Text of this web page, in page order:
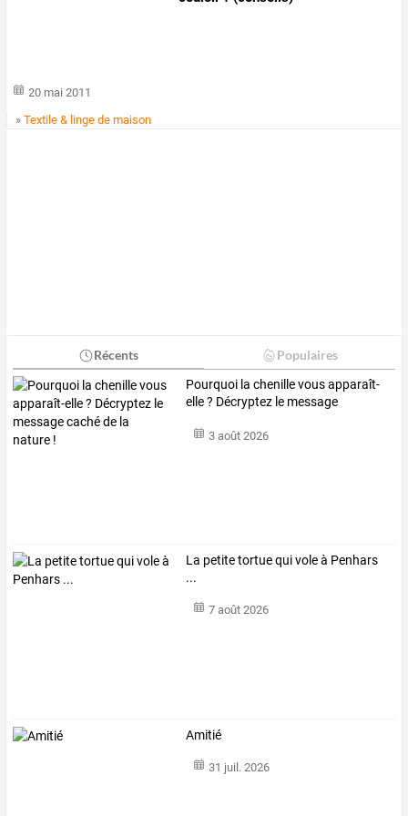
20 mai 2011
»Textile & linge de maison
Récents Populaires
Pourquoi la chenillevousapparaît-
elle? Décryptez le message
3 août 2026
La petite tortue qui vole à Penhars
...
7 août 2026
Amitié
31 juil. 2026